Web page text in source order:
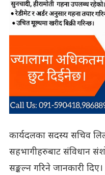
कार्यदलका सदस्य सचिव
सहभागीहरुबाट संविधान
सङ्कल्न गरिने जानकारी दिए।